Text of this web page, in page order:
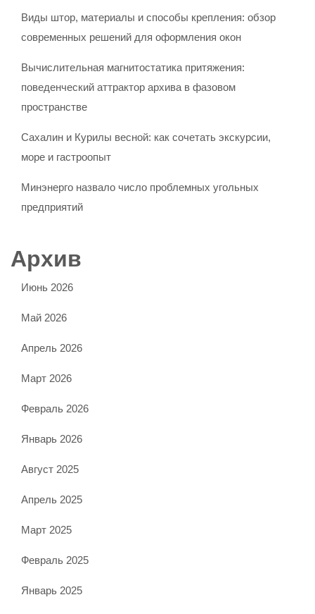
Виды штор, материалы и способы крепления: обзор
современных решений для оформления окон
Вычислительная магнитостатика притяжения:
поведенческий аттрактор архива в фазовом
пространстве
Сахалин и Курилы весной: как сочетать экскурсии,
море и гастроопыт
Минэнерго назвало число проблемных угольных
предприятий
Архив
Июнь 2026
Май 2026
Апрель 2026
Март 2026
Февраль 2026
Январь 2026
Август 2025
Апрель 2025
Март 2025
Февраль 2025
Январь 2025